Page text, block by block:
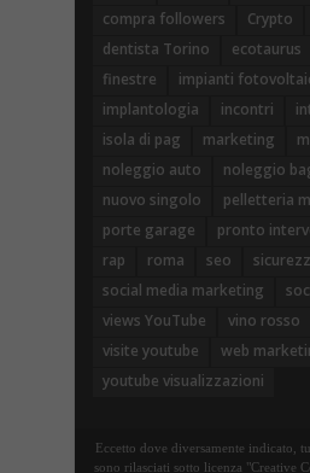
compra followers
Crypto
dentista Torino
ecotaurus
finestre
impianti
implantologia
incontri
isola di pag
marketing
noleggio auto
noleggio
nuovo singolo
pelletteria
porte garage
pronto
rap
roma seo
social media marketing
views YouTube
vino rosso
visite youtube
web
youtube visualizzazioni
Eccetto dove diversamente indicato,
sono rilasciati sotto licenza "Creative